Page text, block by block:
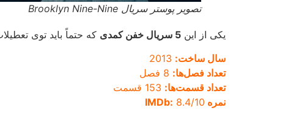
تصویر پوستر سریال Brooklyn Nine-Nine
یکی از این 5 سریال خفن کمدی که حتماً باید توی
سال ساخت:
تعداد فصل‌ها:
تعداد قسمت‌ها:
نمره IMDb: 8.4/10